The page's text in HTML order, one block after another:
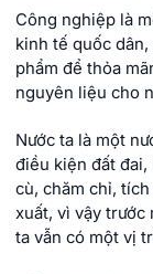
Công nghiệp là
kinh tế quốc
phẩm để thỏa
nguyên liệu cho
Nước ta là một
điều kiện đất đai,
cù, chăm chỉ,
xuất, vì vậy trước
ta vẫn có một vị